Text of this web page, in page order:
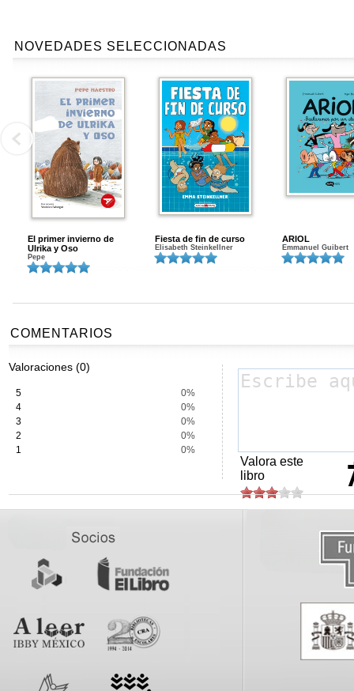
NOVEDADES SELECCIONADAS
El primer invierno de
Ulrika y Oso
Pepe
Fiesta de fin de curso
Elisabeth Steinkellner
ARIOL
Emmanuel Guibert
COMENTARIOS
Valoraciones (0)
5
0%
4
0%
3
0%
2
0%
1
0%
Valora este
libro